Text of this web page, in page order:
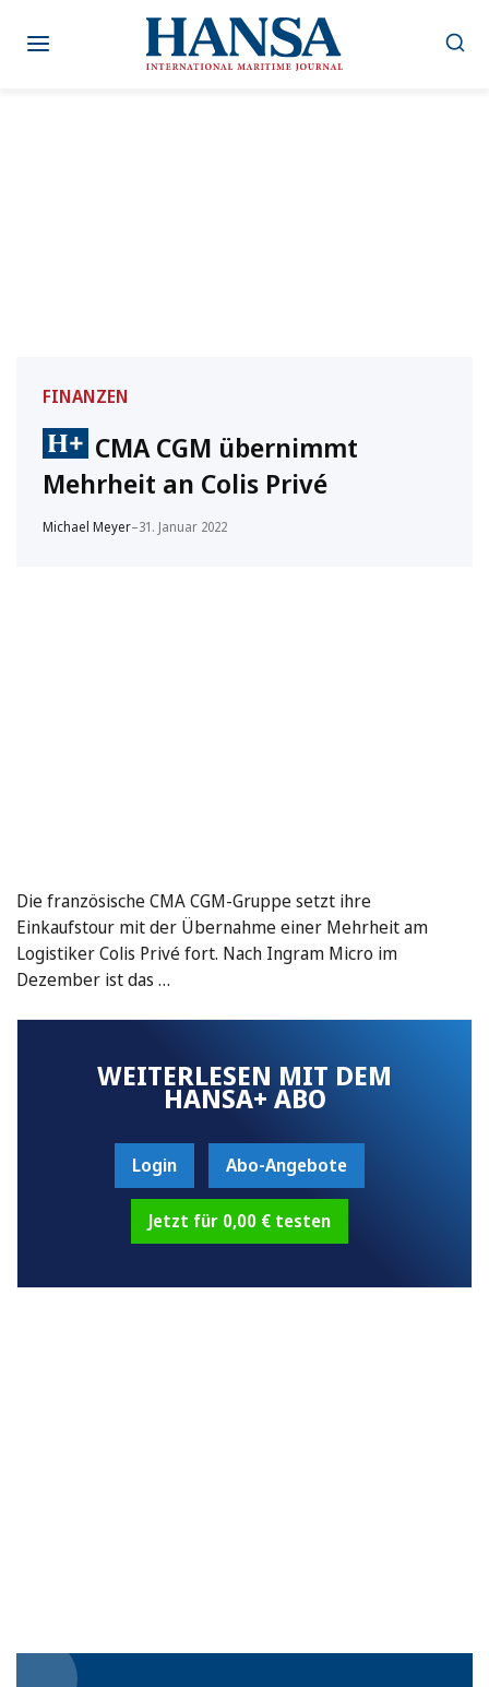
Inhalt
FINANZEN
CMA CGM übernimmt
Mehrheit an Colis Privé
Michael Meyer–31. Januar 2022
Die französische CMA CGM-Gruppe setzt ihre
Einkaufstour mit der Übernahme einer Mehrheit am
Logistiker Colis Privé fort. Nach Ingram Micro im
Dezember ist das …
WEITERLESEN MIT DEM
HANSA+ ABO
Login Abo-Angebote
Jetzt für 0,00 € testen